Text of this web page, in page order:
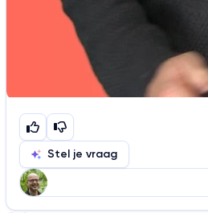
Stel je vraag